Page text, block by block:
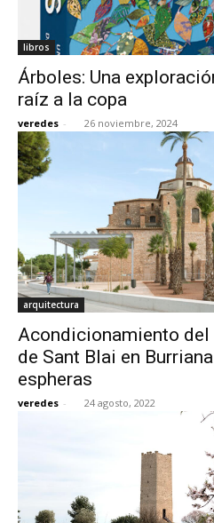
libros
Árboles: Una
raíz a la copa
veredes - 26 noviembre, 2024
arquitectura
Acondicionamiento del
de Sant Blai en
espheras
veredes - 24 agosto, 2022